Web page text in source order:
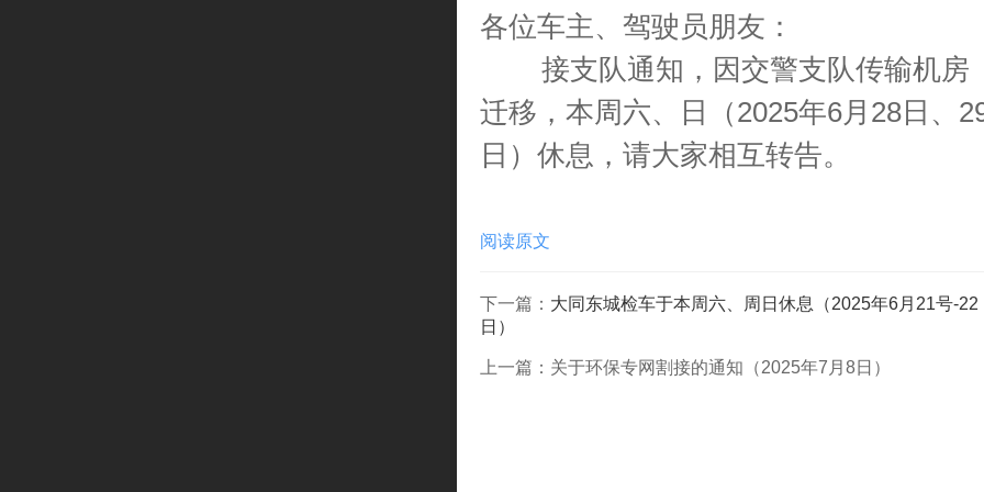
各位车主、驾驶员朋友：
接支队通知，因交警支队传输机房
迁移，本周六、日（2025年6月28日、
日）休息，请大家相互转告。
阅读原文
下一篇： 大同东城检车于本周六、周日休息（2025年6月21号-22
日）
上一篇： 关于环保专网割接的通知（2025年7月8日）